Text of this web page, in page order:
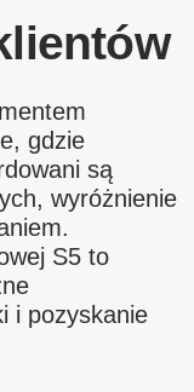
gdzie
są
wyróżnienie
S5 to
i pozyskanie